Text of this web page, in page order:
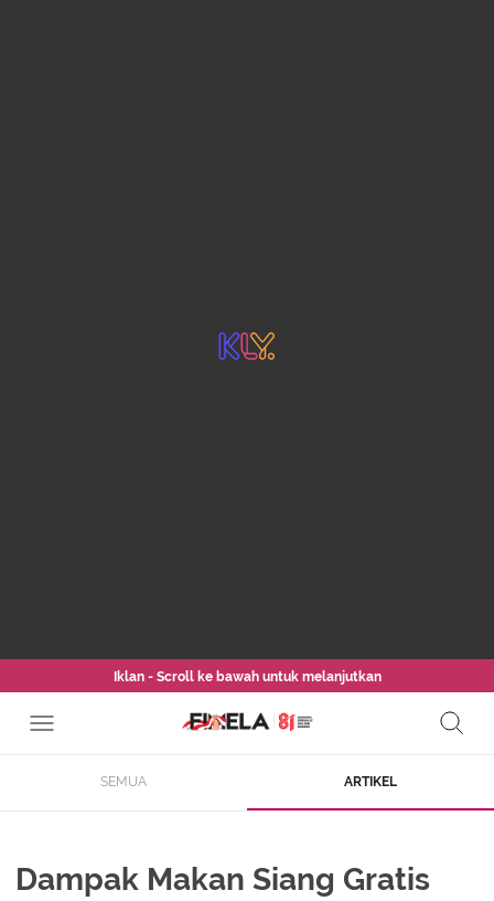
Iklan - Scroll ke bawah untuk melanjutkan
SEMUA ARTIKEL
Dampak Makan Siang Gratis